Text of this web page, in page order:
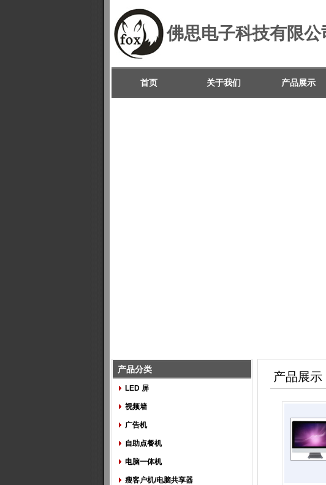
佛思电子科技有限公
首页 关于我们 产品展示
产品分类
LED 屏
视频墙
广告机
自助点餐机
电脑一体机
瘦客户机/电脑共享器
产品展示